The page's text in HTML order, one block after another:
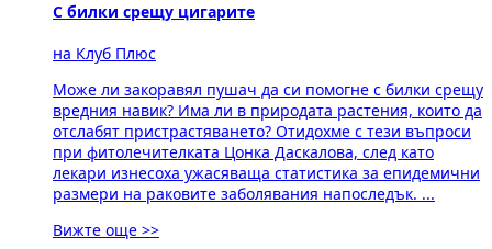
С билки срещу цигарите
на Клуб Плюс
Може ли закоравял пушач да си помогне с билки срещу
вредния навик? Има ли в природата растения, които да
отслабят пристрастяването? Отидохме с тези въпроси
при фитолечителката Цонка Даскалова, след като
лекари изнесоха ужасяваща статистика за епидемични
размери на раковите заболявания напоследък. ...
Вижте още >>